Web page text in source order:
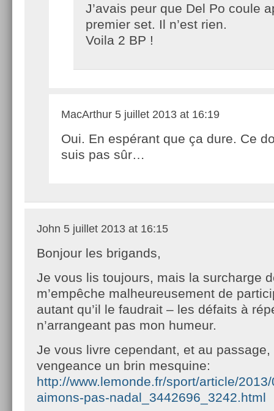
J’avais peur que Del Po coule
premier set. Il n’est rien.
Voila 2 BP !
MacArthur 5 juillet 2013 at 16:19
Oui. En espérant que ça dure. Ce
suis pas sûr…
John 5 juillet 2013 at 16:15
Bonjour les brigands,
Je vous lis toujours, mais la surcharge
m’empêche malheureusement de
autant qu’il le faudrait – les défaits à
n’arrangeant pas mon humeur.
Je vous livre cependant, et au
vengeance un brin mesquine:
http://www.lemonde.fr/sport/article/
aimons-pas-nadal_3442696_3242.html